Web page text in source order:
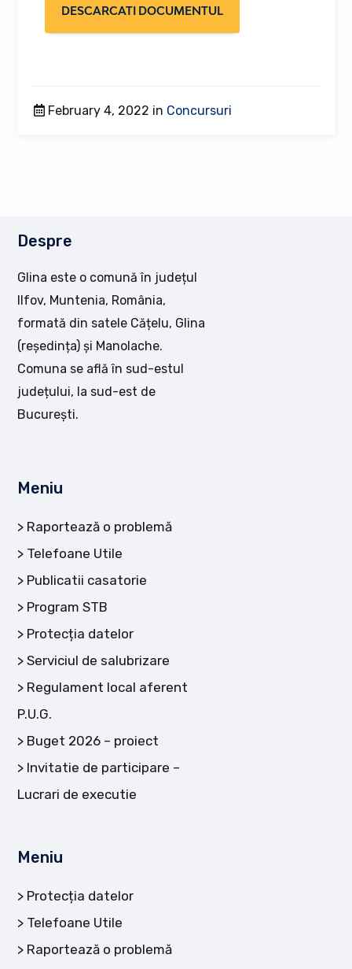
DESCARCATI DOCUMENTUL
February 4, 2022 in Concursuri
Despre
Glina este o comună în județul
Ilfov, Muntenia, România,
formată din satele Cățelu, Glina
(reședința) și Manolache.
Comuna se află în sud-estul
județului, la sud-est de
București.
Meniu
Raportează o problemă
Telefoane Utile
Publicatii casatorie
Program STB
Protecția datelor
Serviciul de salubrizare
Regulament local aferent
P.U.G.
Buget 2026 – proiect
Invitatie de participare –
Lucrari de executie
Meniu
Protecția datelor
Telefoane Utile
Raportează o problemă